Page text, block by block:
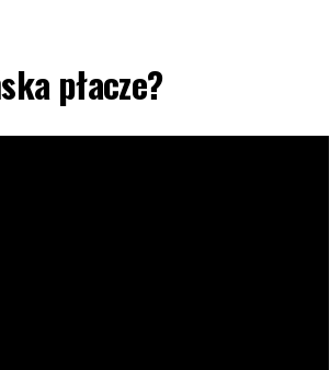
płacze?